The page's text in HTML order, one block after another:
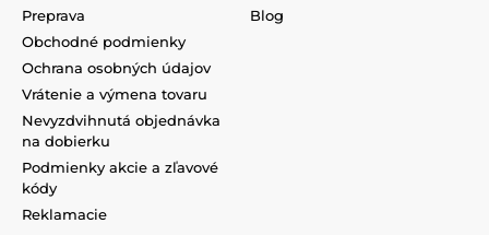
Preprava
Obchodné podmienky
Ochrana osobných údajov
Vrátenie a výmena tovaru
Nevyzdvihnutá objednávka
na dobierku
Podmienky akcie a zľavové
kódy
Reklamacie
Blog